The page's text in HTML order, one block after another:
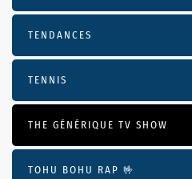
TENDANCES
TENNIS
THE GÉNÉRIQUE TV SHOW
TOHU BOHU RAP 🤟